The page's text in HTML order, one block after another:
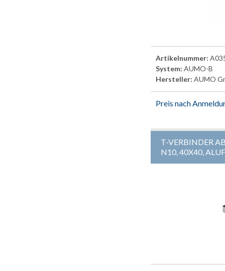
Artikelnummer:
System: AUMO-B
Hersteller: AUMO
Preis nach
T-VERBINDER
N10, 40X40,